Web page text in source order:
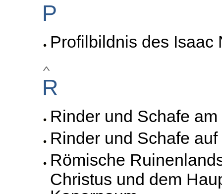
P
Profilbildnis des Isaac
R
Rinder und Schafe
Rinder und Schafe
Römische
Christus und dem